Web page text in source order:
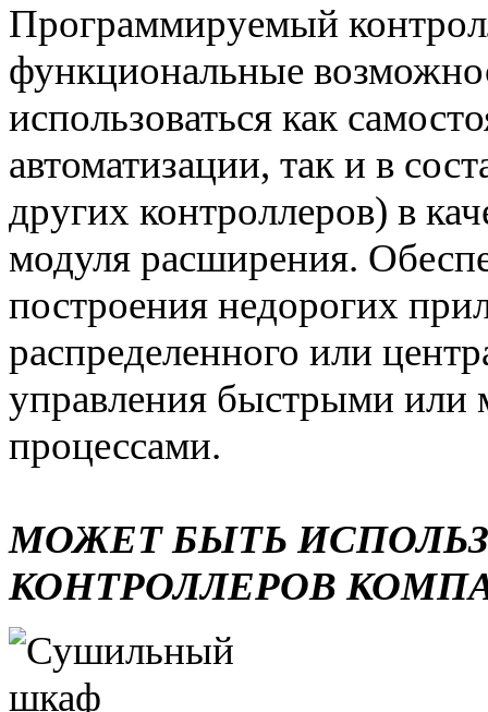
Программируемый
функциональные
использоваться как
автоматизации, так и в
других контроллеров) в
модуля расширения.
построения недорогих
распределенного или
управления быстрыми или
процессами.
МОЖЕТ БЫТЬ
КОНТРОЛЛЕРОВ